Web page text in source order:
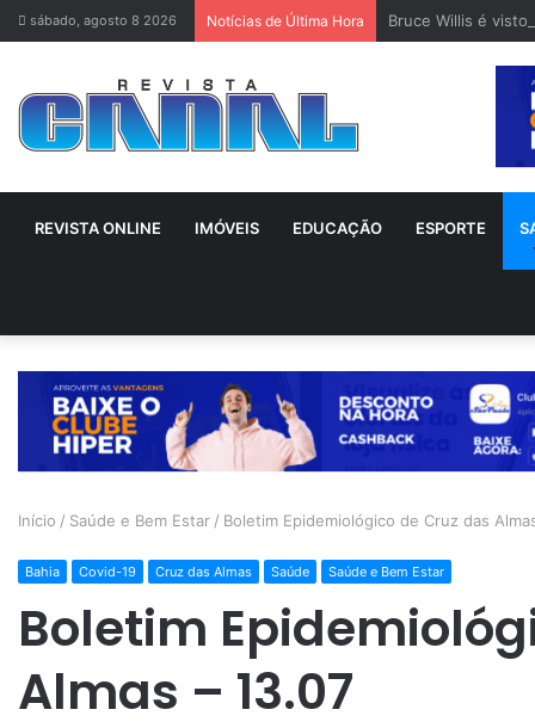
sábado, agosto 8 2026 Notícias de Última Hora Bruce Willis é
REVISTA ONLINE IMÓVEIS EDUCAÇÃO ESPORTE
Início / Saúde e Bem Estar / Boletim Epidemiológico de Cruz das
Bahia Covid-19 Cruz das Almas Saúde Saúde e Bem Estar
Boletim
Almas – 13.07